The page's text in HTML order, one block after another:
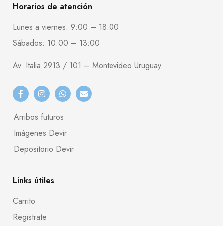
Horarios de atención
Lunes a viernes: 9:00 – 18:00
Sábados: 10:00 – 13:00
Av. Italia 2913 / 101 – Montevideo Uruguay
Arribos futuros
Imágenes Devir
Depositorio Devir
Links útiles
Carrito
Registrate